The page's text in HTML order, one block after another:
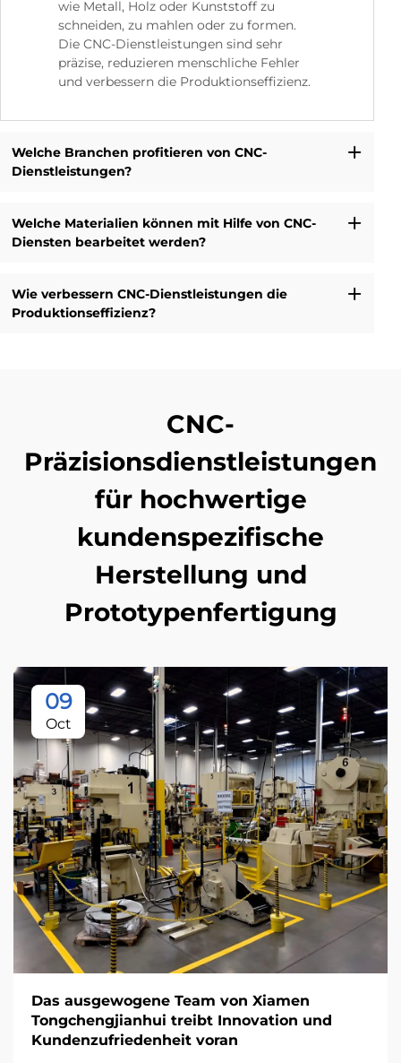
wie Metall, Holz oder Kunststoff zu
schneiden, zu mahlen oder zu formen.
Die CNC-Dienstleistungen sind sehr
präzise, reduzieren menschliche Fehler
und verbessern die Produktionseffizienz.
Welche Branchen profitieren von CNC-
Dienstleistungen?
Welche Materialien können mit Hilfe von CNC-
Diensten bearbeitet werden?
Wie verbessern CNC-Dienstleistungen die
Produktionseffizienz?
CNC-
Präzisionsdienstleistungen
für hochwertige
kundenspezifische
Herstellung und
Prototypenfertigung
09
Oct
Das ausgewogene Team von Xiamen
Tongchengjianhui treibt Innovation und
Kundenzufriedenheit voran